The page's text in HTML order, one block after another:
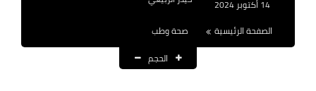
العقود والاجور اليومية
14 أكتوبر 2024
الصفحة الرئيسية
صحة وطب
الحجم